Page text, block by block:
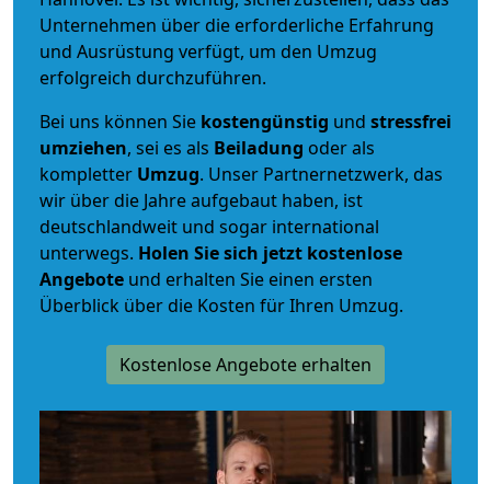
Unternehmen über die erforderliche Erfahrung
und Ausrüstung verfügt, um den Umzug
erfolgreich durchzuführen.
Bei uns können Sie kostengünstig und stressfrei
umziehen, sei es als Beiladung oder als
kompletter Umzug. Unser Partnernetzwerk, das
wir über die Jahre aufgebaut haben, ist
deutschlandweit und sogar international
unterwegs. Holen Sie sich jetzt kostenlose
Angebote und erhalten Sie einen ersten
Überblick über die Kosten für Ihren Umzug.
Kostenlose Angebote erhalten